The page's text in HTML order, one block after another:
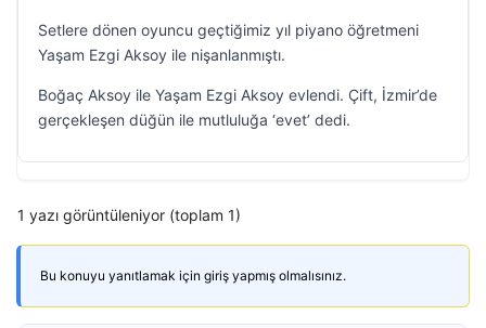
Setlere dönen oyuncu geçtiğimiz yıl piyano öğretmeni
Yaşam Ezgi Aksoy ile nişanlanmıştı.
Boğaç Aksoy ile Yaşam Ezgi Aksoy evlendi. Çift, İzmir’de
gerçekleşen düğün ile mutluluğa ‘evet’ dedi.
1 yazı görüntüleniyor (toplam 1)
Bu konuyu yanıtlamak için giriş yapmış olmalısınız.